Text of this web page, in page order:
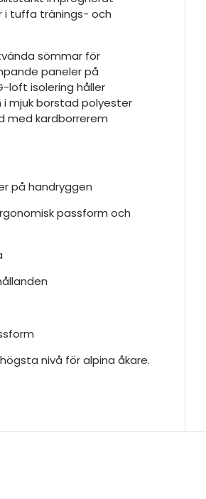
i tuffa tränings- och
sömmar för
paneler på
loft isolering håller
i mjuk borstad polyester
med kardborrerem
på handryggen
passform och
nivå för alpina åkare.